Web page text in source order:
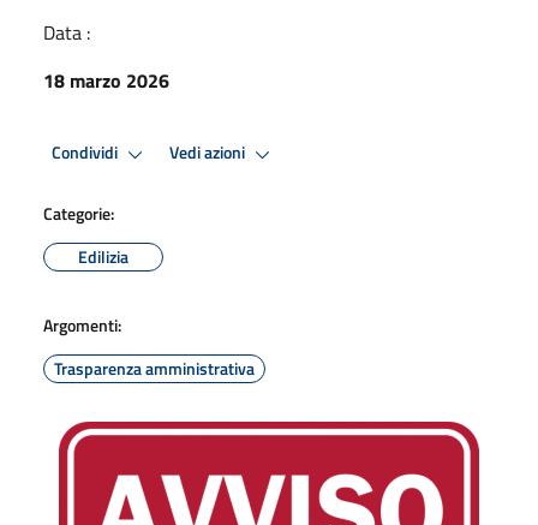
Data :
18 marzo 2026
Condividi Vedi azioni
Categorie:
Edilizia
Argomenti:
Trasparenza amministrativa